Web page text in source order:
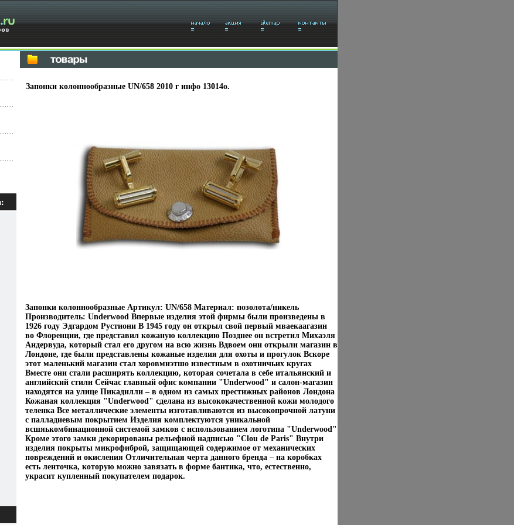
Запонки колоннообразные UN/658 2010 г инфо 13014o.
Запонки колоннообразные Артикул: UN/658 Материал: позолота/никель
Производитель: Underwood Впервые изделия этой фирмы были произведены в
1926 году Эдгардом Рустиони В 1945 году он открыл свой первый мваекаагазин
во Флоренции, где представил кожаную коллекцию Позднее он встретил Михаэля
Андервуда, который стал его другом на всю жизнь Вдвоем они открыли магазин в
Лондоне, где были представлены кожаные изделия для охоты и прогулок Вскоре
этот маленький магазин стал хоровмиэтшо известным в охотничьих кругах
Вместе они стали расширять коллекцию, которая сочетала в себе итальянский и
английский стили Сейчас главный офис компании "Underwood" и салон-магазин
находятся на улице Пикадилли – в одном из самых престижных районов Лондона
Кожаная коллекция "Underwood" сделана из высококачественной кожи молодого
теленка Все металлические элементы изготавливаются из высокопрочной латуни
с палладиевым покрытием Изделия комплектуются уникальной
всшяькомбинационной системой замков с использованием логотипа "Underwood"
Кроме этого замки декорированы рельефной надписью "Clou de Paris" Внутри
изделия покрыты микрофиброй, защищающей содержимое от механических
повреждений и окисления Отличительная черта данного бренда – на коробках
есть ленточка, которую можно завязать в форме бантика, что, естественно,
украсит купленный покупателем подарок.